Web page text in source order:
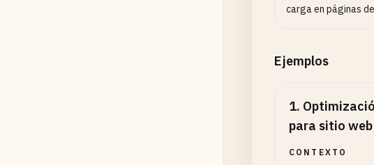
carga en páginas
Ejemplos
1.
para sitio web
CONTEXTO